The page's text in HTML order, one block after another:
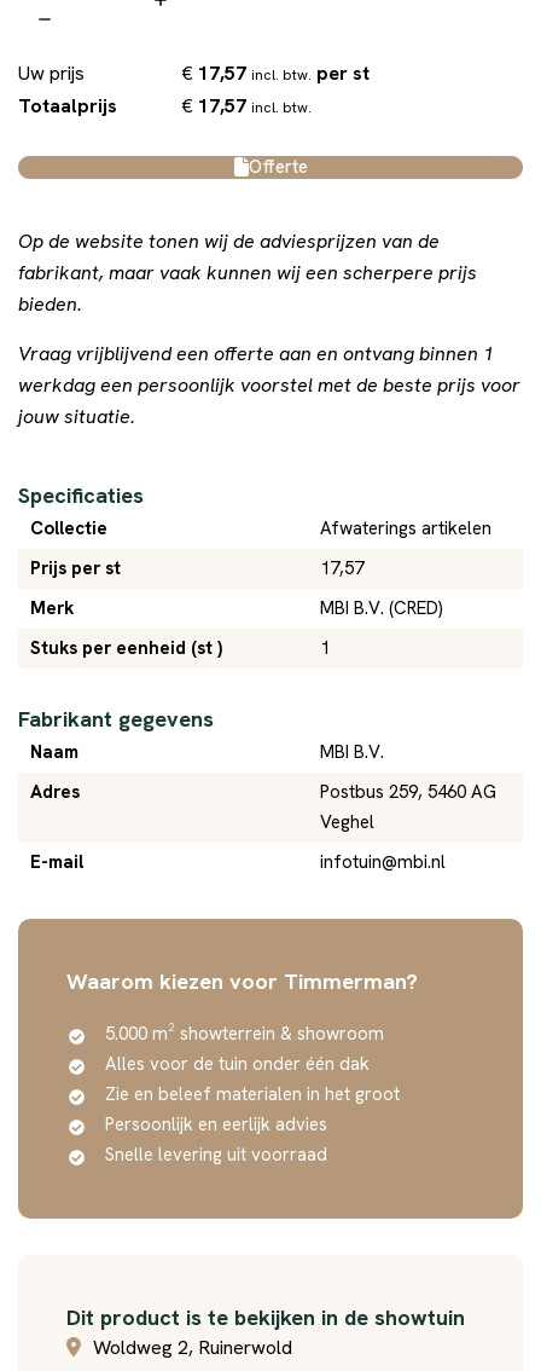
Uw prijs € 17,57 incl. btw. per st
Totaalprijs
€ 17,57 incl. btw.
Offerte
Op de website tonen wij de adviesprijzen van de
fabrikant, maar vaak kunnen wij een scherpere prijs
bieden.
Vraag vrijblijvend een offerte aan en ontvang binnen 1
werkdag een persoonlijk voorstel met de beste prijs voor
jouw situatie.
Specificaties
Collectie
Afwaterings artikelen
Prijs per st
17,57
Merk
MBI B.V. (CRED)
Stuks per eenheid (st )
1
Fabrikant gegevens
Naam
MBI B.V.
Adres
Postbus 259, 5460 AG
Veghel
E-mail
infotuin@mbi.nl
Waarom kiezen voor Timmerman?
5.000 m² showterrein & showroom
Alles voor de tuin onder één dak
Zie en beleef materialen in het groot
Persoonlijk en eerlijk advies
Snelle levering uit voorraad
Dit product is te bekijken in de showtuin
Woldweg 2, Ruinerwold